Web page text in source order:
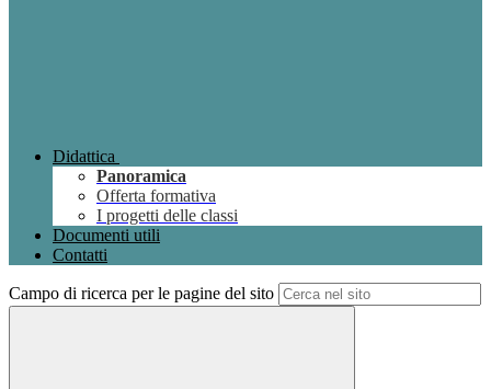
Didattica
Panoramica
Offerta formativa
I progetti delle classi
Documenti utili
Contatti
Campo di ricerca per le pagine del sito